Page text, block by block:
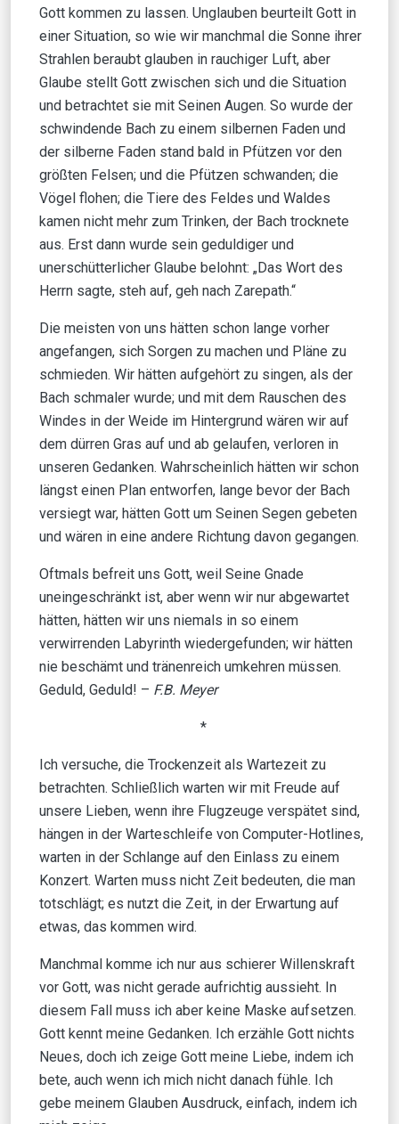
Gott kommen zu lassen. Unglauben beurteilt Gott in
einer Situation, so wie wir manchmal die Sonne ihrer
Strahlen beraubt glauben in rauchiger Luft, aber
Glaube stellt Gott zwischen sich und die Situation
und betrachtet sie mit Seinen Augen. So wurde der
schwindende Bach zu einem silbernen Faden und
der silberne Faden stand bald in Pfützen vor den
größten Felsen; und die Pfützen schwanden; die
Vögel flohen; die Tiere des Feldes und Waldes
kamen nicht mehr zum Trinken, der Bach trocknete
aus. Erst dann wurde sein geduldiger und
unerschütterlicher Glaube belohnt: „Das Wort des
Herrn sagte, steh auf, geh nach Zarepath.“
Die meisten von uns hätten schon lange vorher
angefangen, sich Sorgen zu machen und Pläne zu
schmieden. Wir hätten aufgehört zu singen, als der
Bach schmaler wurde; und mit dem Rauschen des
Windes in der Weide im Hintergrund wären wir auf
dem dürren Gras auf und ab gelaufen, verloren in
unseren Gedanken. Wahrscheinlich hätten wir schon
längst einen Plan entworfen, lange bevor der Bach
versiegt war, hätten Gott um Seinen Segen gebeten
und wären in eine andere Richtung davon gegangen.
Oftmals befreit uns Gott, weil Seine Gnade
uneingeschränkt ist, aber wenn wir nur abgewartet
hätten, hätten wir uns niemals in so einem
verwirrenden Labyrinth wiedergefunden; wir hätten
nie beschämt und tränenreich umkehren müssen.
Geduld, Geduld! – F.B. Meyer
*
Ich versuche, die Trockenzeit als Wartezeit zu
betrachten. Schließlich warten wir mit Freude auf
unsere Lieben, wenn ihre Flugzeuge verspätet sind,
hängen in der Warteschleife von Computer-Hotlines,
warten in der Schlange auf den Einlass zu einem
Konzert. Warten muss nicht Zeit bedeuten, die man
totschlägt; es nutzt die Zeit, in der Erwartung auf
etwas, das kommen wird.
Manchmal komme ich nur aus schierer Willenskraft
vor Gott, was nicht gerade aufrichtig aussieht. In
diesem Fall muss ich aber keine Maske aufsetzen.
Gott kennt meine Gedanken. Ich erzähle Gott nichts
Neues, doch ich zeige Gott meine Liebe, indem ich
bete, auch wenn ich mich nicht danach fühle. Ich
gebe meinem Glauben Ausdruck, einfach, indem ich